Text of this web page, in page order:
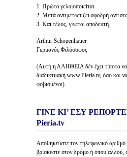
1. Πρώτα γελοιοποιείται.
2. Μετά αντιμετωπίζει σφοδρή
3. Και τέλος, γίνεται αποδεκτή.
Arthur Schopenhauer
Γερμανός Φιλόσοφος
(Αυτή η ΑΛΗΘΕΙΑ δέν έχει τίποτα να
διαδικτυακή www.Pieria.tv, όσο και
φοβισμένοι)
ΓΙΝΕ ΚΙ’ ΕΣΥ
Pieria.tv
Αποθηκεύστε τον τηλεφωνικό αριθμό
βρίσκεστε στον δρόμο ή όπου αλλού,